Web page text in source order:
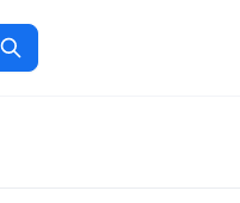
Procurar